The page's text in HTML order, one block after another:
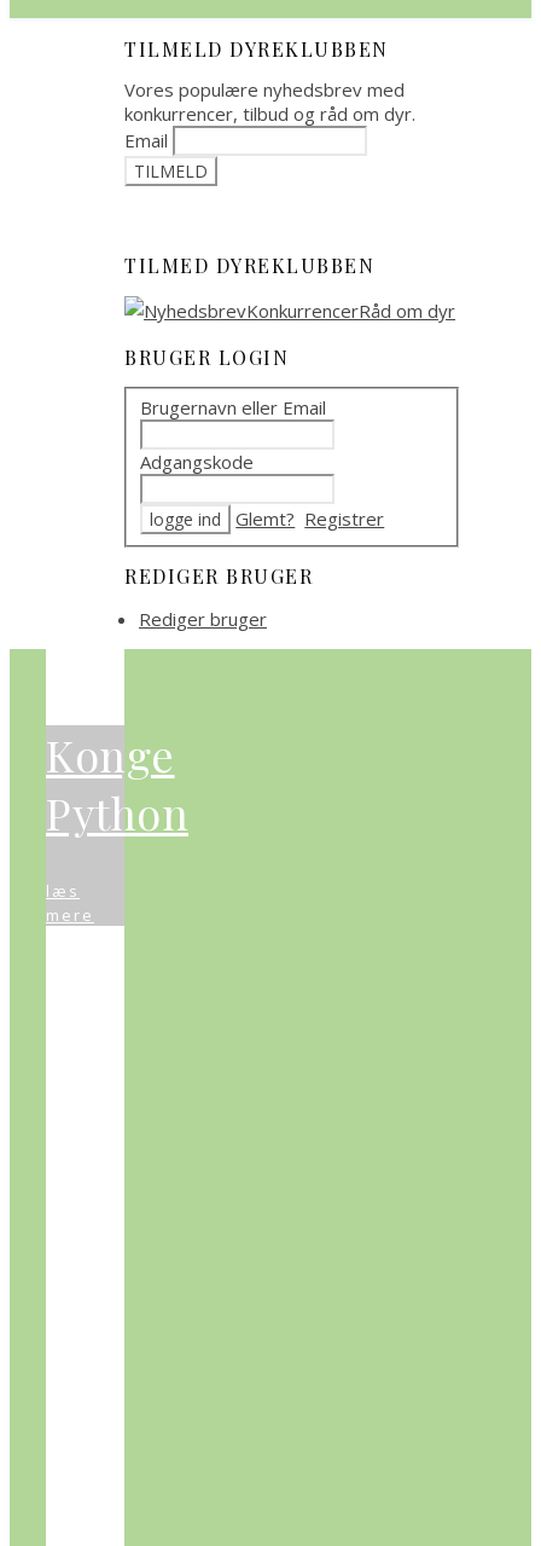
Konge
Python
læs
mere
TILMELD DYREKLUBBEN
Vores populære nyhedsbrev med
konkurrencer, tilbud og råd om dyr.
Email
TILMED DYREKLUBBEN
BRUGER LOGIN
Brugernavn eller Email
Adgangskode
Glemt? Registrer
REDIGER BRUGER
Rediger bruger